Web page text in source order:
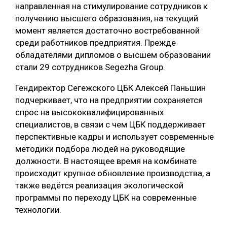
СУШКА ДРЕВЕСИНЫ
МЕБЕЛЬНОЕ ПРОИЗВОДСТВО
направленная на стимулирование сотрудников к
получению высшего образования, на текущий
момент является достаточно востребованной
среди работников предприятия. Прежде
обладателями дипломов о высшем образовании
стали 29 сотрудников Segezha Group.
Гендиректор Сегежского ЦБК Алексей Паньшин
подчеркивает, что на предприятии сохраняется
спрос на высококвалифицированных
специалистов, в связи с чем ЦБК поддерживает
перспективные кадры и использует современные
методики подбора людей на руководящие
должности. В настоящее время на комбинате
происходит крупное обновление производства, а
также ведётся реализация экологической
программы по переходу ЦБК на современные
технологии.